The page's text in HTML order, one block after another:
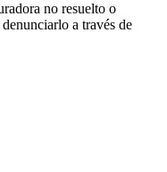
no resuelto o
a través de